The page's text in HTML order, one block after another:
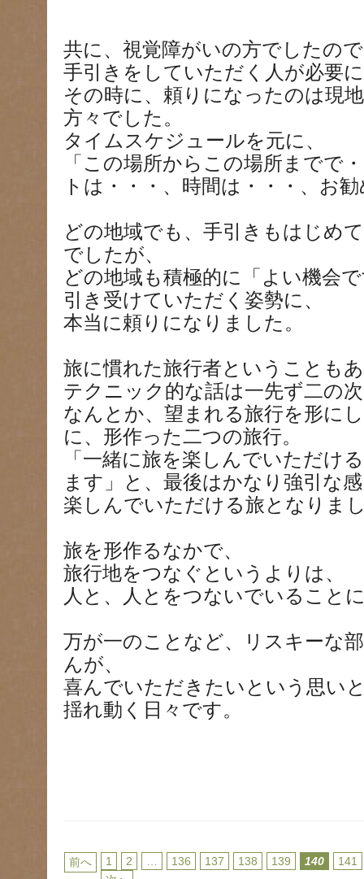
共に、視覚障がいの方でしたの
手引きをしていただく人が必要
その時に、頼りになったのは現
方々でした。
タイムスケジュールを元に、
「この場所からこの場所までで
トは・・・、時間は・・・、お
どの地域でも、手引きもはじめ
でしたが、
どの地域も積極的に「よい機会
引き受けていただく姿勢に、
本当に頼りになりました。
旅に慣れた旅行者ということも
テクニック的な話は一先ず二の
なんとか、望まれる旅行を形に
に、形作った二つの旅行。
「一緒に旅を楽しんでいただけ
ます」と、最後はかなり強引な
楽しんでいただける旅となりま
旅を形作るなかで、
旅行地をつなぐというよりは、
人と、人とをつないでいること
万が一のことなど、リスキーな
んが、
喜んでいただきたいという思い
揺れ動く日々です。
前へ 1 2 136 137 138 139 140
141